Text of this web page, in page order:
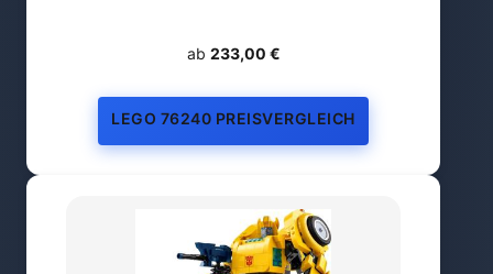
ab 233,00 €
LEGO 76240 PREISVERGLEICH